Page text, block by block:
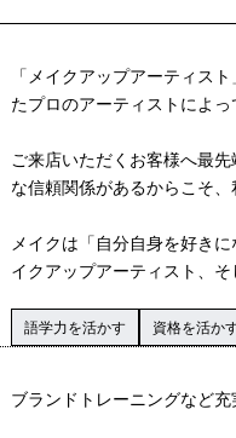
「メイクアップアーティス
たプロのアーティストによ
ご来店いただくお客様へ最
な信頼関係があるからこそ
メイクは「自分自身を好き
イクアップアーティスト、
語学力を活かす 資格を活か
ブランドトレーニングなど